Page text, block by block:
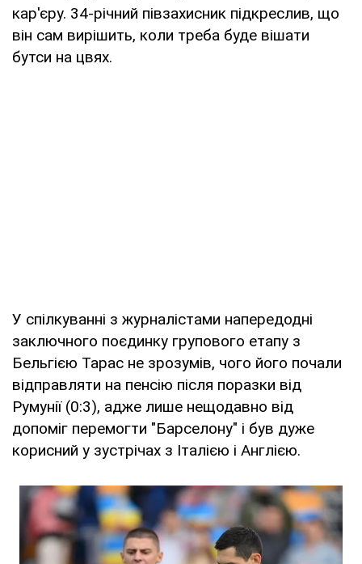
кар'єру. 34-річний півзахисник підкреслив, що
він сам вирішить, коли треба буде вішати
бутси на цвях.
У спілкуванні з журналістами напередодні
заключного поєдинку групового етапу з
Бельгією Тарас не зрозумів, чого його почали
відправляти на пенсію після поразки від
Румунії (0:3), адже лише нещодавно від
допоміг перемогти "Барселону" і був дуже
корисний у зустрічах з Італією і Англією.